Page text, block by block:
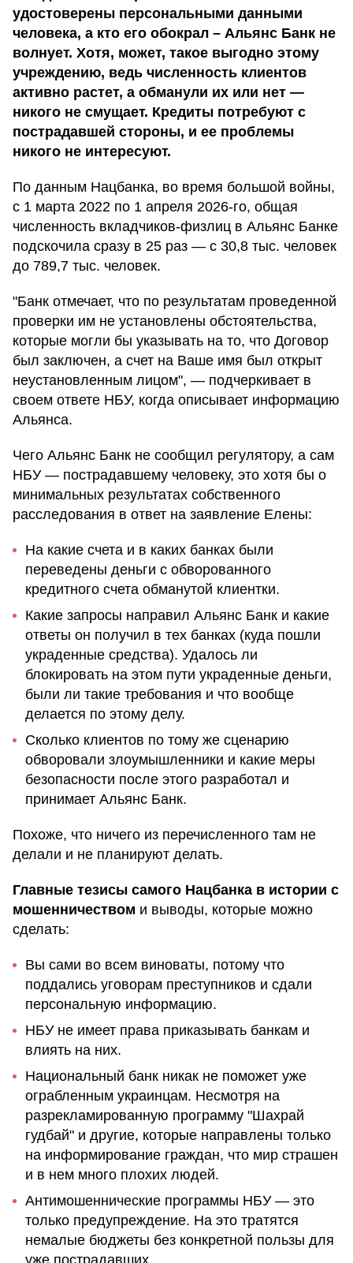
удостоверены персональными данными
человека, а кто его обокрал – Альянс Банк не
волнует. Хотя, может, такое выгодно этому
учреждению, ведь численность клиентов
активно растет, а обманули их или нет —
никого не смущает. Кредиты потребуют с
пострадавшей стороны, и ее проблемы
никого не интересуют.
По данным Нацбанка, во время большой войны,
с 1 марта 2022 по 1 апреля 2026-го, общая
численность вкладчиков-физлиц в Альянс Банке
подскочила сразу в 25 раз — с 30,8 тыс. человек
до 789,7 тыс. человек.
"Банк отмечает, что по результатам проведенной
проверки им не установлены обстоятельства,
которые могли бы указывать на то, что Договор
был заключен, а счет на Ваше имя был открыт
неустановленным лицом", — подчеркивает в
своем ответе НБУ, когда описывает информацию
Альянса.
Чего Альянс Банк не сообщил регулятору, а сам
НБУ — пострадавшему человеку, это хотя бы о
минимальных результатах собственного
расследования в ответ на заявление Елены:
На какие счета и в каких банках были
переведены деньги с обворованного
кредитного счета обманутой клиентки.
Какие запросы направил Альянс Банк и какие
ответы он получил в тех банках (куда пошли
украденные средства). Удалось ли
блокировать на этом пути украденные деньги,
были ли такие требования и что вообще
делается по этому делу.
Сколько клиентов по тому же сценарию
обворовали злоумышленники и какие меры
безопасности после этого разработал и
принимает Альянс Банк.
Похоже, что ничего из перечисленного там не
делали и не планируют делать.
Главные тезисы самого Нацбанка в истории с
мошенничеством и выводы, которые можно
сделать:
Вы сами во всем виноваты, потому что
поддались уговорам преступников и сдали
персональную информацию.
НБУ не имеет права приказывать банкам и
влиять на них.
Национальный банк никак не поможет уже
ограбленным украинцам. Несмотря на
разрекламированную программу "Шахрай
гудбай" и другие, которые направлены только
на информирование граждан, что мир страшен
и в нем много плохих людей.
Антимошеннические программы НБУ — это
только предупреждение. На это тратятся
немалые бюджеты без конкретной пользы для
уже пострадавших.